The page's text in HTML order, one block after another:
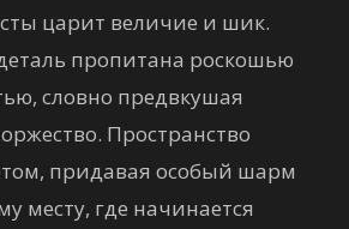
царит величие и шик.
пропитана роскошью
словно предвкушая
Пространство
придавая особый шарм
месту, где начинается